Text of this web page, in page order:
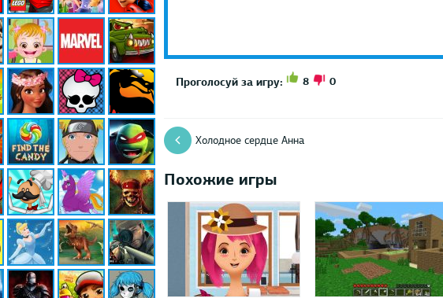
Проголосуй за игру: 8 0
Холодное сердце Анна
Похожие игры